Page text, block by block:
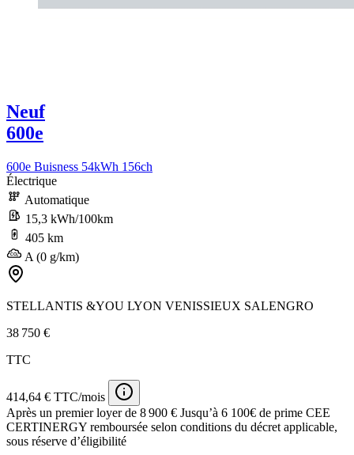
Neuf
600e
600e Buisness 54kWh 156ch
Électrique
Automatique
15,3 kWh/100km
405 km
A (0 g/km)
STELLANTIS &YOU LYON VENISSIEUX SALENGRO
38 750 €
TTC
414,64 € TTC/mois
Après un premier loyer de 8 900 € Jusqu’à 6 100€ de prime CEE
CERTINERGY remboursée selon conditions du décret applicable,
sous réserve d’éligibilité